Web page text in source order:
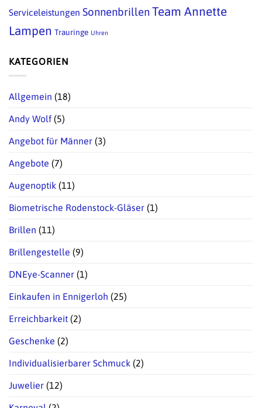
Serviceleistungen Sonnenbrillen Team Annette
Lampen Trauringe Uhren
KATEGORIEN
Allgemein (18)
Andy Wolf (5)
Angebot für Männer (3)
Angebote (7)
Augenoptik (11)
Biometrische Rodenstock-Gläser (1)
Brillen (11)
Brillengestelle (9)
DNEye-Scanner (1)
Einkaufen in Ennigerloh (25)
Erreichbarkeit (2)
Geschenke (2)
Individualisierbarer Schmuck (2)
Juwelier (12)